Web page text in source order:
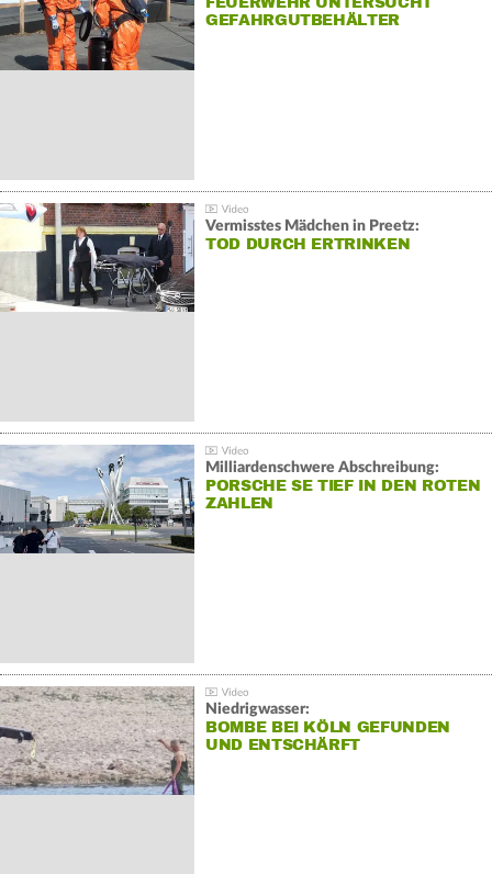
GEFAHRGUTBEHÄLTER
Vermisstes Mädchen in Preetz:
TOD DURCH ERTRINKEN
Milliardenschwere Abschreibung:
PORSCHE SE TIEF IN DEN ROTEN
ZAHLEN
Niedrigwasser:
BOMBE BEI KÖLN GEFUNDEN
UND ENTSCHÄRFT